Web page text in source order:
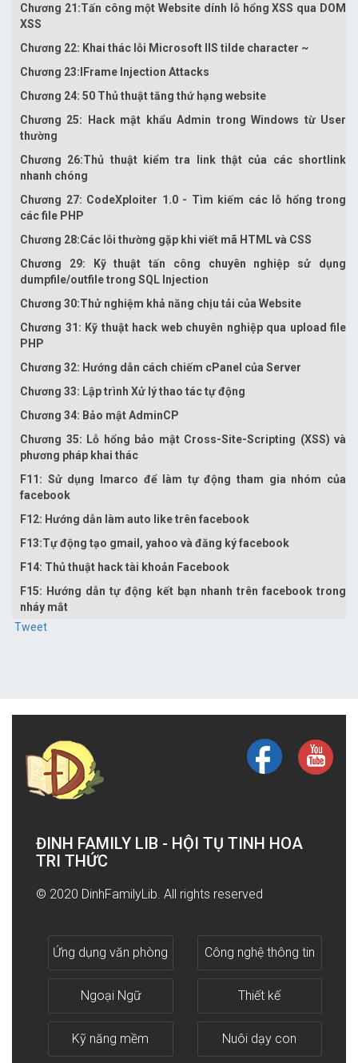
Chương 21:Tấn công một Website dính lỗ hổng XSS qua DOM
XSS
Chương 22: Khai thác lỗi Microsoft IIS tilde character ~
Chương 23:IFrame Injection Attacks
Chương 24: 50 Thủ thuật tăng thứ hạng website
Chương 25: Hack mật khẩu Admin trong Windows từ User
thường
Chương 26:Thủ thuật kiểm tra link thật của các shortlink
nhanh chóng
Chương 27: CodeXploiter 1.0 - Tìm kiếm các lỗ hổng trong
các file PHP
Chương 28:Các lỗi thường gặp khi viết mã HTML và CSS
Chương 29: Kỹ thuật tấn công chuyên nghiệp sử dụng
dumpfile/outfile trong SQL Injection
Chương 30:Thử nghiệm khả năng chịu tải của Website
Chương 31: Kỹ thuật hack web chuyên nghiệp qua upload file
PHP
Chương 32: Hướng dẫn cách chiếm cPanel của Server
Chương 33: Lập trình Xử lý thao tác tự động
Chương 34: Bảo mật AdminCP
Chương 35: Lỗ hổng bảo mật Cross-Site-Scripting (XSS) và
phương pháp khai thác
F11: Sử dụng Imarco để làm tự động tham gia nhóm của
facebook
F12: Hướng dẫn làm auto like trên facebook
F13:Tự động tạo gmail, yahoo và đăng ký facebook
F14: Thủ thuật hack tài khoản Facebook
F15: Hướng dẫn tự động kết bạn nhanh trên facebook trong
nháy mắt
Tweet
ĐINH FAMILY LIB - HỘI TỤ TINH HOA
TRI THỨC
© 2020 DinhFamilyLib. All rights reserved
Ứng dụng văn phòng Công nghệ thông tin
Ngoại Ngữ Thiết kế
Kỹ năng mềm Nuôi dạy con